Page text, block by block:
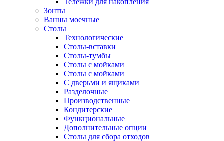
Тележки для накопления
Зонты
Ванны моечные
Столы
Технологические
Столы-вставки
Столы-тумбы
Столы с мойками
Столы с мойками
С дверьми и ящиками
Разделочные
Производственные
Кондитерские
Функциональные
Дополнительные опции
Столы для сбора отходов